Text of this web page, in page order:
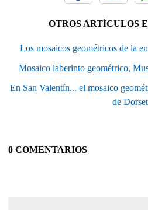
OTROS ARTÍCULOS
Los mosaicos geométricos de la
Mosaico laberinto geométrico,
En San Valentín... el mosaico
de
0 COMENTARIOS